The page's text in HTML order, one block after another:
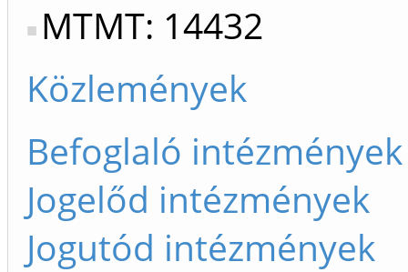
MTMT: 14432
Közlemények
Befoglaló intézmények
Jogelőd intézmények
Jogutód intézmények